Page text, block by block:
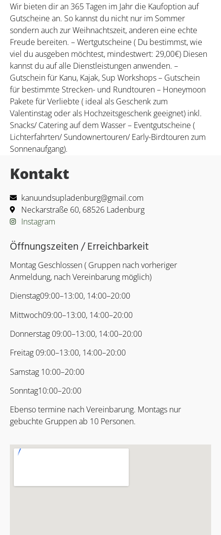
Wir bieten dir an 365 Tagen im Jahr die Kaufoption auf
Gutscheine an. So kannst du nicht nur im Sommer
sondern auch zur Weihnachtszeit, anderen eine echte
Freude bereiten. – Wertgutscheine ( Du bestimmst, wie
viel du ausgeben möchtest, mindestwert: 29,00€) Diesen
kannst du auf alle Dienstleistungen anwenden. –
Gutschein für Kanu, Kajak, Sup Workshops – Gutschein
für bestimmte Strecken- und Rundtouren – Honeymoon
Pakete für Verliebte ( ideal als Geschenk zum
Valentinstag oder als Hochzeitsgeschenk geeignet) inkl.
Snacks/ Catering auf dem Wasser – Eventgutscheine (
Lichterfahrten/ Sundownertouren/ Early-Birdtouren zum
Sonnenaufgang).
Kontakt
kanuundsupladenburg@gmail.com
Neckarstraße 60, 68526 Ladenburg
Instagram
Öffnungszeiten / Erreichbarkeit
Montag Geschlossen ( Gruppen nach vorheriger
Anmeldung, nach Vereinbarung möglich)
Dienstag09:00–13:00, 14:00–20:00
Mittwoch09:00–13:00, 14:00–20:00
Donnerstag 09:00–13:00, 14:00–20:00
Freitag 09:00–13:00, 14:00–20:00
Samstag 10:00–20:00
Sonntag10:00–20:00
Ebenso termine nach Vereinbarung. Montags nur
gebuchte Gruppen ab 10 Personen.